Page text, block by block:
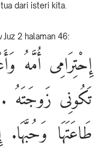
dari isteri kita.
Juz 2 halaman 46:
إِحْتِرَامِى أُمَّهُ
تَكُونِى زَوجَتَهُ
طَاعَتَهَا وَحُبَّهَا.